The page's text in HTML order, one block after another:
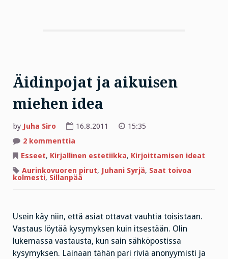
Äidinpojat ja aikuisen
miehen idea
by Juha Siro 16.8.2011
15:35
2 kommenttia
ja
miehen
idea
Esseet, Kirjallinen estetiikka, Kirjoittamisen ideat
Aurinkovuoren pirut, Juhani Syrjä, Saat toivoa
kolmesti, Sillanpää
Usein käy niin, että asiat ottavat vauhtia toisistaan.
Vastaus löytää kysymyksen kuin itsestään. Olin
lukemassa vastausta, kun sain sähköpostissa
kysymyksen. Lainaan tähän pari riviä anonyymisti ja